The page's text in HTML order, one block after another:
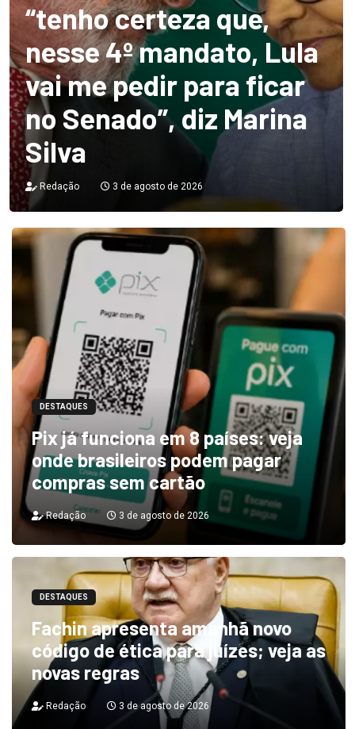
“tenho certeza que,
nesse 4º mandato, Lula
vai me pedir para ficar
no Senado”, diz Marina
Silva
Redação 3 de agosto de 2026
DESTAQUES
Pix já funciona em 8 países: veja
onde brasileiros podem pagar
compras sem cartão
Redação 3 de agosto de 2026
DESTAQUES
Fachin apresenta amanhã novo
código de ética para juízes; veja as
novas regras
Redação 3 de agosto de 2026